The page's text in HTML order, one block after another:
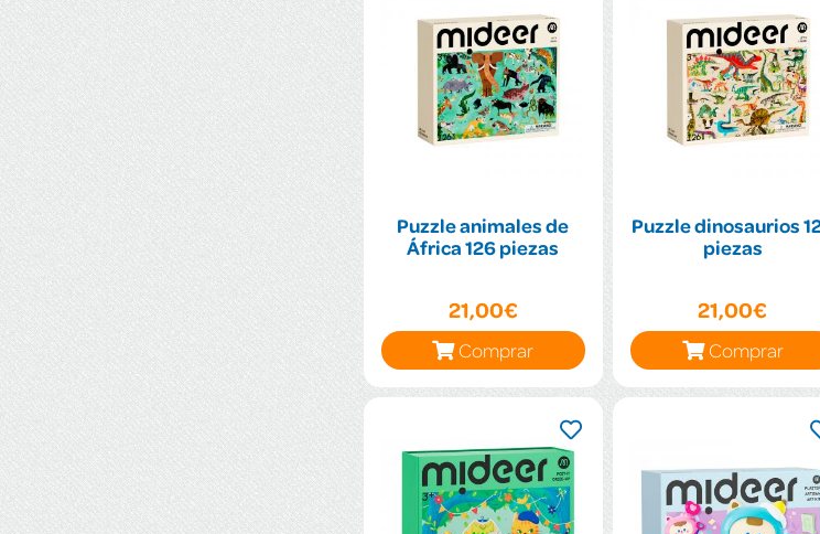
Puzzle animales de
África 126 piezas
21,00€
Comprar
Puzzle dinosaurios
piezas
21,00€
Comprar